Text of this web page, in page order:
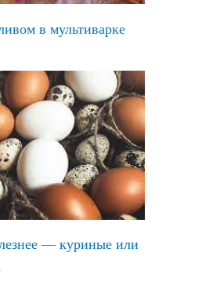
в мультиварке
— куриные или